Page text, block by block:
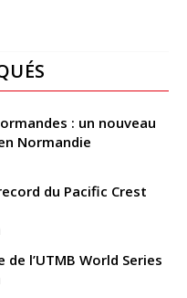
: un nouveau
Normandie
du Pacific Crest
l’UTMB World Series